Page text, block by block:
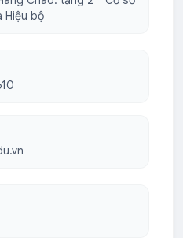
Hiệu bộ